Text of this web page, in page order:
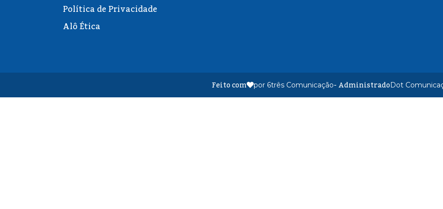
Política de Privacidade
Alô Ética
Feito com por 6três Comunicação- Administrado Dot